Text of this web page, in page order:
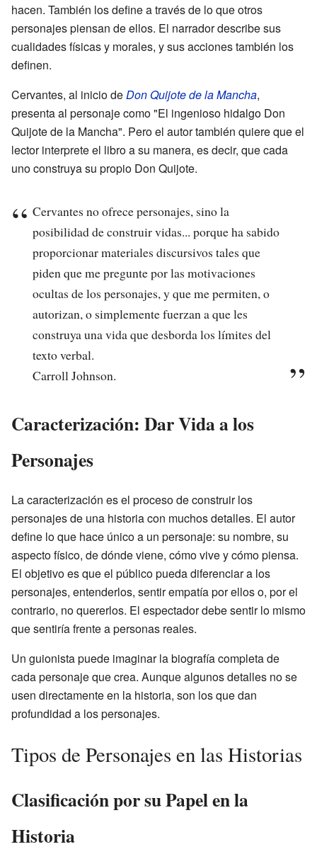
hacen. También los define a través de lo que otros
personajes piensan de ellos. El narrador describe sus
cualidades físicas y morales, y sus acciones también los
definen.
Cervantes, al inicio deDon Quijote de la Mancha,
presenta al personaje como "El ingenioso hidalgo Don
Quijote de la Mancha". Pero el autor también quiere que el
lector interprete el libro a su manera, es decir, que cada
uno construya su propio Don Quijote.
Cervantes no ofrece personajes, sino la
posibilidad de construir vidas... porque ha sabido
proporcionar materiales discursivos tales que
piden que me pregunte por las motivaciones
ocultas de los personajes, y que me permiten, o
autorizan, o simplemente fuerzan a que les
construya una vida que desborda los límites del
texto verbal.
Carroll Johnson.
Caracterización: Dar Vida a los
Personajes
La caracterización es el proceso de construir los
personajes de una historia con muchos detalles. El autor
define lo que hace único a un personaje: su nombre, su
aspecto físico, de dónde viene, cómo vive y cómo piensa.
El objetivo es que el público pueda diferenciar a los
personajes, entenderlos, sentir empatía por ellos o, por el
contrario, no quererlos. El espectador debe sentir lo mismo
que sentiría frente a personas reales.
Un guionista puede imaginar la biografía completa de
cada personaje que crea. Aunque algunos detalles no se
usen directamente en la historia, son los que dan
profundidad a los personajes.
Tipos de Personajes en las Historias
Clasificación por su Papel en la
Historia